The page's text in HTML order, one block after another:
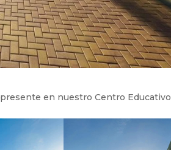
en nuestro Centro Educativo